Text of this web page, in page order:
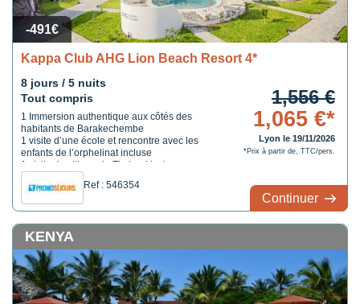
-491€
Kappa Club AHG Lion Beach Resort 4*
8 jours / 5 nuits
Tout compris
1 Immersion authentique aux côtés des
habitants de Barakechembe
1 visite d’une école et rencontre avec les
enfants de l’orphelinat incluse
1 visite du village de Timboni incluse
Ref : 546354
1,556 €
1,065 €*
Lyon le 19/11/2026
*Prix à partir de, TTC/pers.
Continuer
KENYA